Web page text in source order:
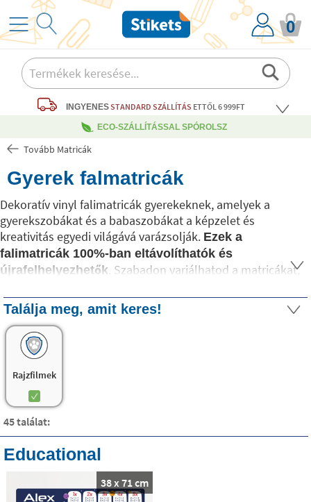
0
INGYENESSTANDARD SZÁLLÍTÁS ETTŐL 6 999FT
ECO-SZÁLLÍTÁSSAL SPÓROLSZ
Tovább Matricák
Gyerek falmatricák
Dekoratív vinyl falimatricák gyerekeknek, amelyek a
gyerekszobákat és a babaszobákat a képzelet és
kreativitás egyedi világává varázsolják. Ezek a
falimatricák 100%-ban eltávolíthatók és
újrafelhelyezhetők . Szabadon variálhatod a matricákat,
gyerekszoba falait. Minden Stikets gyerek falimatrica
textilvinil anyagból készül:
felhelyezhető, eltávolítható és nem hagy nyomot a
falon. A gyerekek akár maguk is felrakhatják őket!
Találja meg, amit keres!
Rajzfilmek
45 találat:
Educational
38 x 71 cm